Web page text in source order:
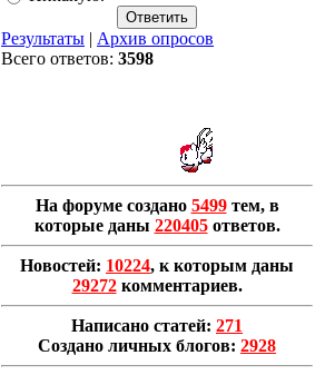
Результаты | Архив опросов
Всего ответов: 3598
На форуме создано 5499тем, в
которые даны 220405ответов.
Новостей: 10224, к которым даны
29272комментариев.
Написано статей: 271
Создано личных блогов: 2928